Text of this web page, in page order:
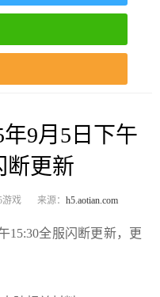
年9月5日下午
断更新
游戏 来源： h5.aotian.com
15:30全服闪断更新，更